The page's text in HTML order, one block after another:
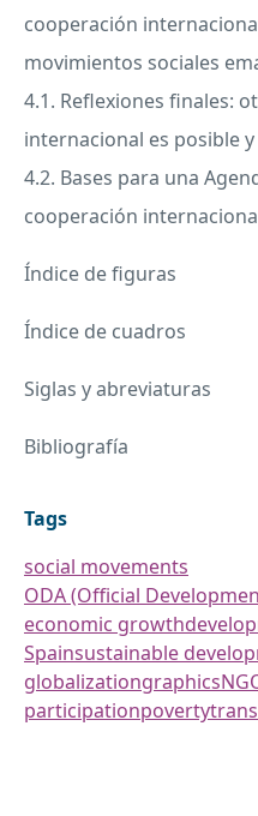
cooperación
movimientos sociales
4.1. Reflexiones finales:
internacional es posible
4.2. Bases para una
cooperación
Índice de figuras
Índice de cuadros
Siglas y abreviaturas
Bibliografía
Tags
social movements
ODA (Official
economic growth
Spainsustainable
globalizationgraphics
participationpoverty